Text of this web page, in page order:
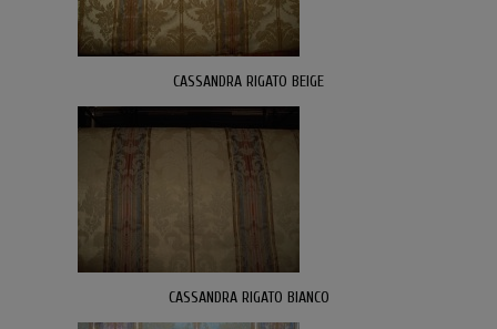
CASSANDRA RIGATO BEIGE
CASSANDRA RIGATO BIANCO